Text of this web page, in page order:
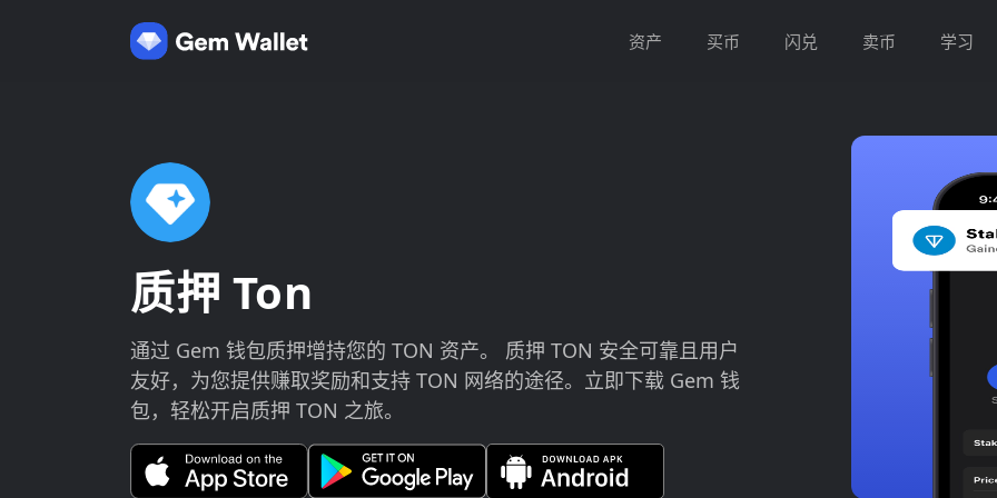
资产 买币 闪兑 卖币 学习
质押 Ton
通过 Gem 钱包质押增持您的 TON 资产。 质押 TON 安全可靠且用户
友好，为您提供赚取奖励和支持 TON 网络的途径。立即下载 Gem 钱
包，轻松开启质押 TON 之旅。